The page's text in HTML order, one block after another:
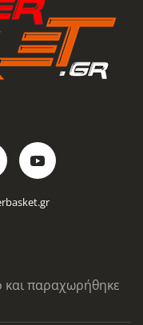
και παραχωρήθηκε